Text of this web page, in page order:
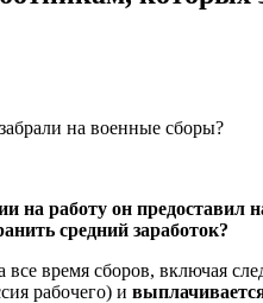
на работу он
средний заработок?
время сборов, включая
рабочего) и